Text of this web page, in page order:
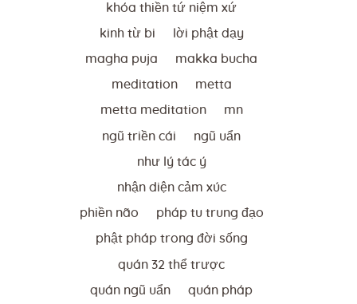
khóa thiền tứ niệm xứ
kinh từ bi lời phật dạy
magha puja makka bucha
meditation metta
metta meditation mn
ngũ triền cái ngũ uẩn
như lý tác ý
nhận diện cảm xúc
phiền não pháp tu trung đạo
phật pháp trong đời sống
quán 32 thể trược
quán ngũ uẩn quán pháp